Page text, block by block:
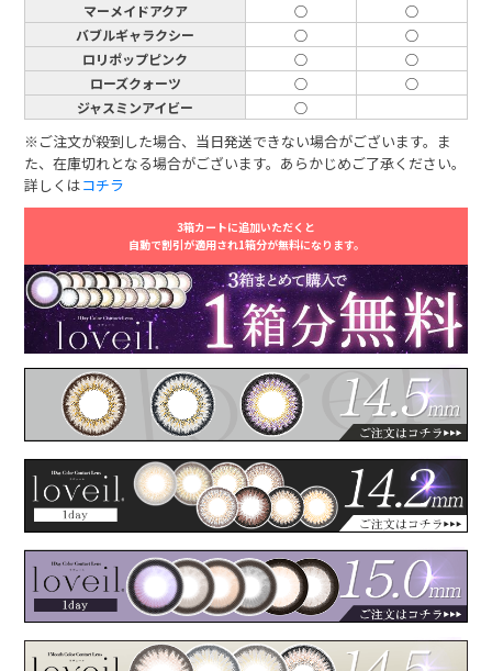
マーメイドアクア ○
○
バブルギャラクシー
○
○
ロリポップピンク
○
○
ローズクォーツ
○
○
ジャスミンアイビー
○
※ご注文が殺到した場合、当日発送できない場合がございます。ま
た、在庫切れとなる場合がございます。あらかじめご了承ください。
詳しくはコチラ
3箱カートに追加いただくと
自動で割引が適用され1箱分が無料になります。